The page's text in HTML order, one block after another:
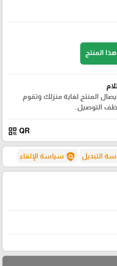
المنتج
المنتج لغاية منزلك وتقوم
التوصيل.
QR
qr_code
التبديل policy سياسة الإلغاء